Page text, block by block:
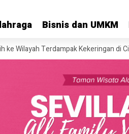
Bisnis dan UMKM
Bisnis dan UMKM
Terdampak Kekeringan di Cianjur